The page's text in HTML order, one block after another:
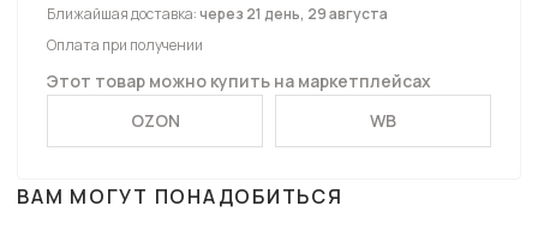
Ближайшая доставка:через 21 день, 29 августа
Оплата при получении
Этот товар можно купить на маркетплейсах
OZON
WB
ВАМ МОГУТ ПОНАДОБИТЬСЯ